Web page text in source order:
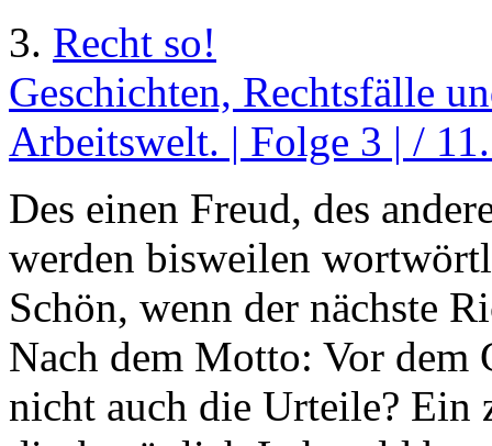
3. Recht so!
Geschichten, Rechtsfälle
Arbeitswelt. | Folge 3 | /
Des einen Freud, des
werden bisweilen
Schön, wenn der nächste
Nach dem Motto: Vor dem
nicht auch die Urteile? Ein